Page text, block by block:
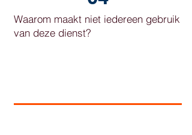
Waarom maakt niet iedereen gebruik
van deze dienst?